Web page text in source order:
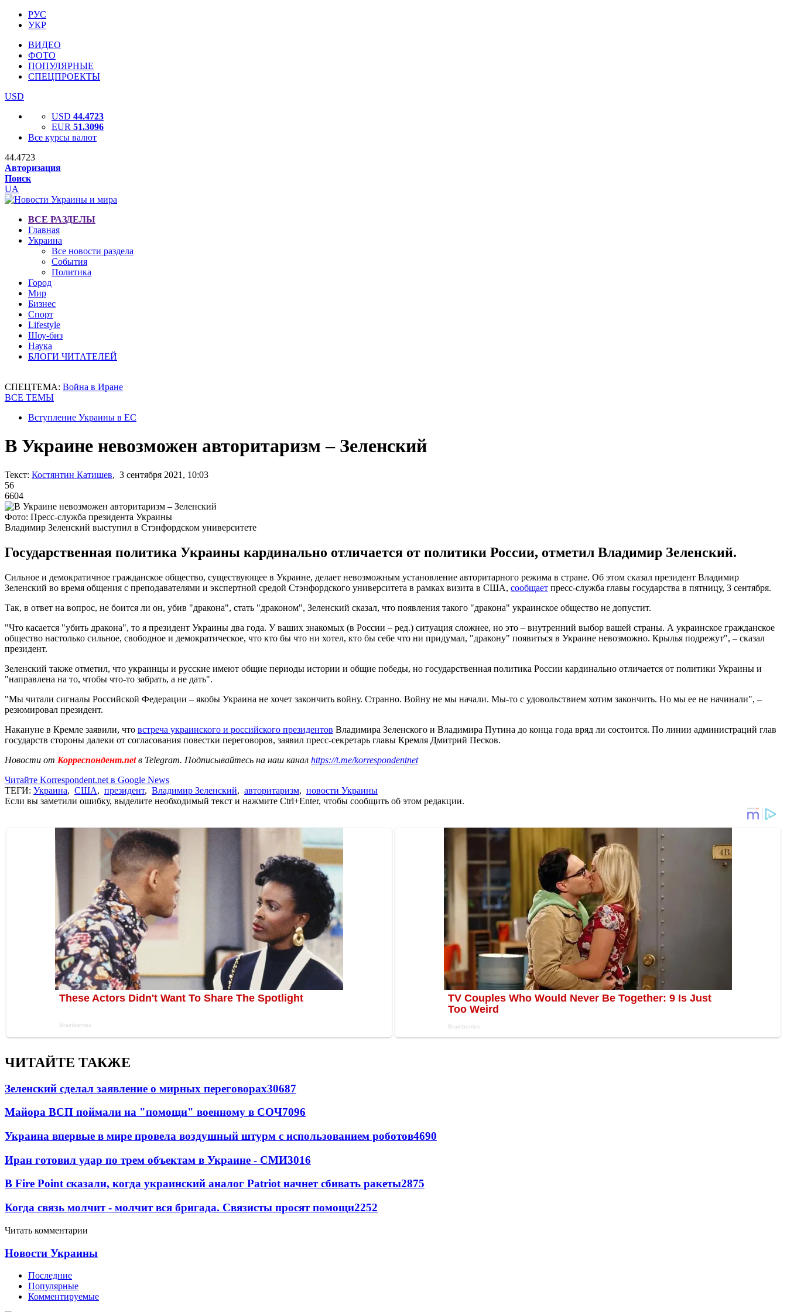
РУС
УКР
ВИДЕО
ФОТО
ПОПУЛЯРНЫЕ
СПЕЦПРОЕКТЫ
USD
USD 44.4723
EUR 51.3096
Все курсы валют
44.4723
Авторизация
Поиск
UA
ВСЕ РАЗДЕЛЫ
Главная
Украина
Все новости раздела
События
Политика
Город
Мир
Бизнес
Спорт
Lifestyle
Шоу-биз
Наука
БЛОГИ ЧИТАТЕЛЕЙ
СПЕЦТЕМА: Война в Иране
ВСЕ ТЕМЫ
Вступление Украины в ЕС
В Украине невозможен авторитаризм – Зеленский
Текст: Костянтин Катишев, 3 сентября 2021, 10:03
56
6604
Фото: Пресс-служба президента Украины
Владимир Зеленский выступил в Стэнфордском университете
Государственная политика Украины кардинально отличается от политики России, отметил Владимир Зеленский.
Сильное и демократичное гражданское общество, существующее в Украине, делает невозможным установление авторитарного режима в стране. Об этом сказал президент Владимир
Зеленский во время общения с преподавателями и экспертной средой Стэнфордского университета в рамках визита в США, сообщает пресс-служба главы государства в пятницу, 3 сентября.
Так, в ответ на вопрос, не боится ли он, убив "дракона", стать "драконом", Зеленский сказал, что появления такого "дракона" украинское общество не допустит.
"Что касается "убить дракона", то я президент Украины два года. У ваших знакомых (в России – ред.) ситуация сложнее, но это – внутренний выбор вашей страны. А украинское гражданское
общество настолько сильное, свободное и демократическое, что кто бы что ни хотел, кто бы себе что ни придумал, "дракону" появиться в Украине невозможно. Крылья подрежут", – сказал
президент.
Зеленский также отметил, что украинцы и русские имеют общие периоды истории и общие победы, но государственная политика России кардинально отличается от политики Украины и
"направлена на то, чтобы что-то забрать, а не дать".
"Мы читали сигналы Российской Федерации – якобы Украина не хочет закончить войну. Странно. Войну не мы начали. Мы-то с удовольствием хотим закончить. Но мы ее не начинали", –
резюмировал президент.
Накануне в Кремле заявили, что встреча украинского и российского президентов Владимира Зеленского и Владимира Путина до конца года вряд ли состоится. По линии администраций глав
государств стороны далеки от согласования повестки переговоров, заявил пресс-секретарь главы Кремля Дмитрий Песков.
Новости от Корреспондент.netв Telegram. Подписывайтесь на наш канал https://t.me/korrespondentnet
Читайте Korrespondent.net в Google News
ТЕГИ: Украина, США, президент, Владимир Зеленский, авторитаризм, новости Украины
Если вы заметили ошибку, выделите необходимый текст и нажмите Ctrl+Enter, чтобы сообщить об этом редакции.
ЧИТАЙТЕ ТАКЖЕ
Зеленский сделал заявление о мирных переговорах30687
Майора ВСП поймали на "помощи" военному в СОЧ7096
Украина впервые в мире провела воздушный штурм с использованием роботов4690
Иран готовил удар по трем объектам в Украине - СМИ3016
В Fire Point сказали, когда украинский аналог Patriot начнет сбивать ракеты2875
Когда связь молчит - молчит вся бригада. Связисты просят помощи2252
Читать комментарии
Новости Украины
Последние
Популярные
Комментируемые